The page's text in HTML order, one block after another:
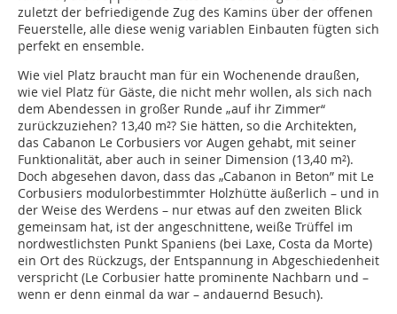
zuletzt der befriedigende Zug des Kamins über der offenen
Feuerstelle, alle diese wenig variablen Einbauten fügten sich
perfekt en ensemble.
Wie viel Platz braucht man für ein Wochenende draußen,
wie viel Platz für Gäste, die nicht mehr wollen, als sich nach
dem Abendessen in großer Runde „auf ihr Zimmer“
zurückzuziehen? 13,40 m²? Sie hätten, so die Architekten,
das Cabanon Le Corbusiers vor Augen gehabt, mit seiner
Funktionalität, aber auch in seiner Dimen­sion (13,40 m²).
Doch abgesehen davon, dass das „Cabanon in Beton” mit Le
Corbusiers modulorbestimmter Holzhütte äußerlich – und in
der Weise des Werdens – nur etwas auf den zweiten Blick
gemeinsam hat, ist der angeschnittene, weiße Trüffel im
nordwestlichsten Punkt Spaniens (bei Laxe, Costa da Morte)
ein Ort des Rückzugs, der Entspannung in Abgeschieden­heit
verspricht (Le Corbusier hatte prominen­te Nachbarn und –
wenn er denn einmal da war – andauernd Besuch).